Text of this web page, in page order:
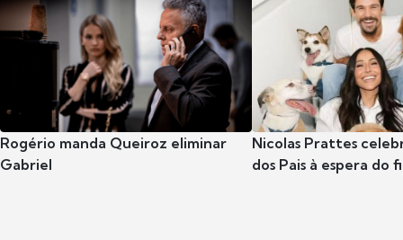
Rogério manda Queiroz eliminar
Gabriel
Nicolas Prattes
dos Pais à espera do